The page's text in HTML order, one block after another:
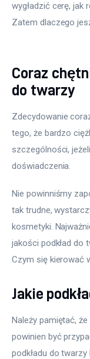
Więcej
wygładzić cerę, jak
Zatem dlaczego
Coraz
do twarzy
Zdecydowanie
tego, że bardzo
szczególności,
doświadczenia.
Nie powinniśmy
tak trudne,
kosmetyki.
jakości podkład do
Czym się kierować
Jakie
Należy pamiętać,
powinien być
podkładu do